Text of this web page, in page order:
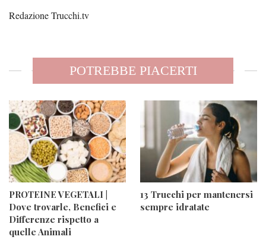
Redazione Trucchi.tv
POTREBBE PIACERTI
PROTEINE VEGETALI |
Dove trovarle, Benefici e
Differenze rispetto a
quelle Animali
13 Trucchi per mantenersi
sempre idratate